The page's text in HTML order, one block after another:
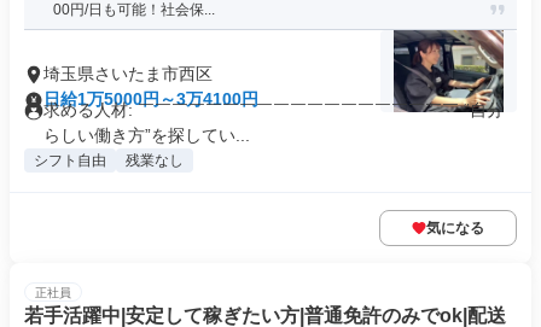
00円/日も可能！社会保...
埼玉県さいたま市西区
日給1万5000円～3万4100円
求める人材: ￣￣￣￣￣￣￣￣￣￣￣￣￣￣￣￣￣￣￣ “自分
らしい働き方”を探してい...
シフト自由 残業なし
気になる
正社員
若手活躍中|安定して稼ぎたい方|普通免許のみでok|配送